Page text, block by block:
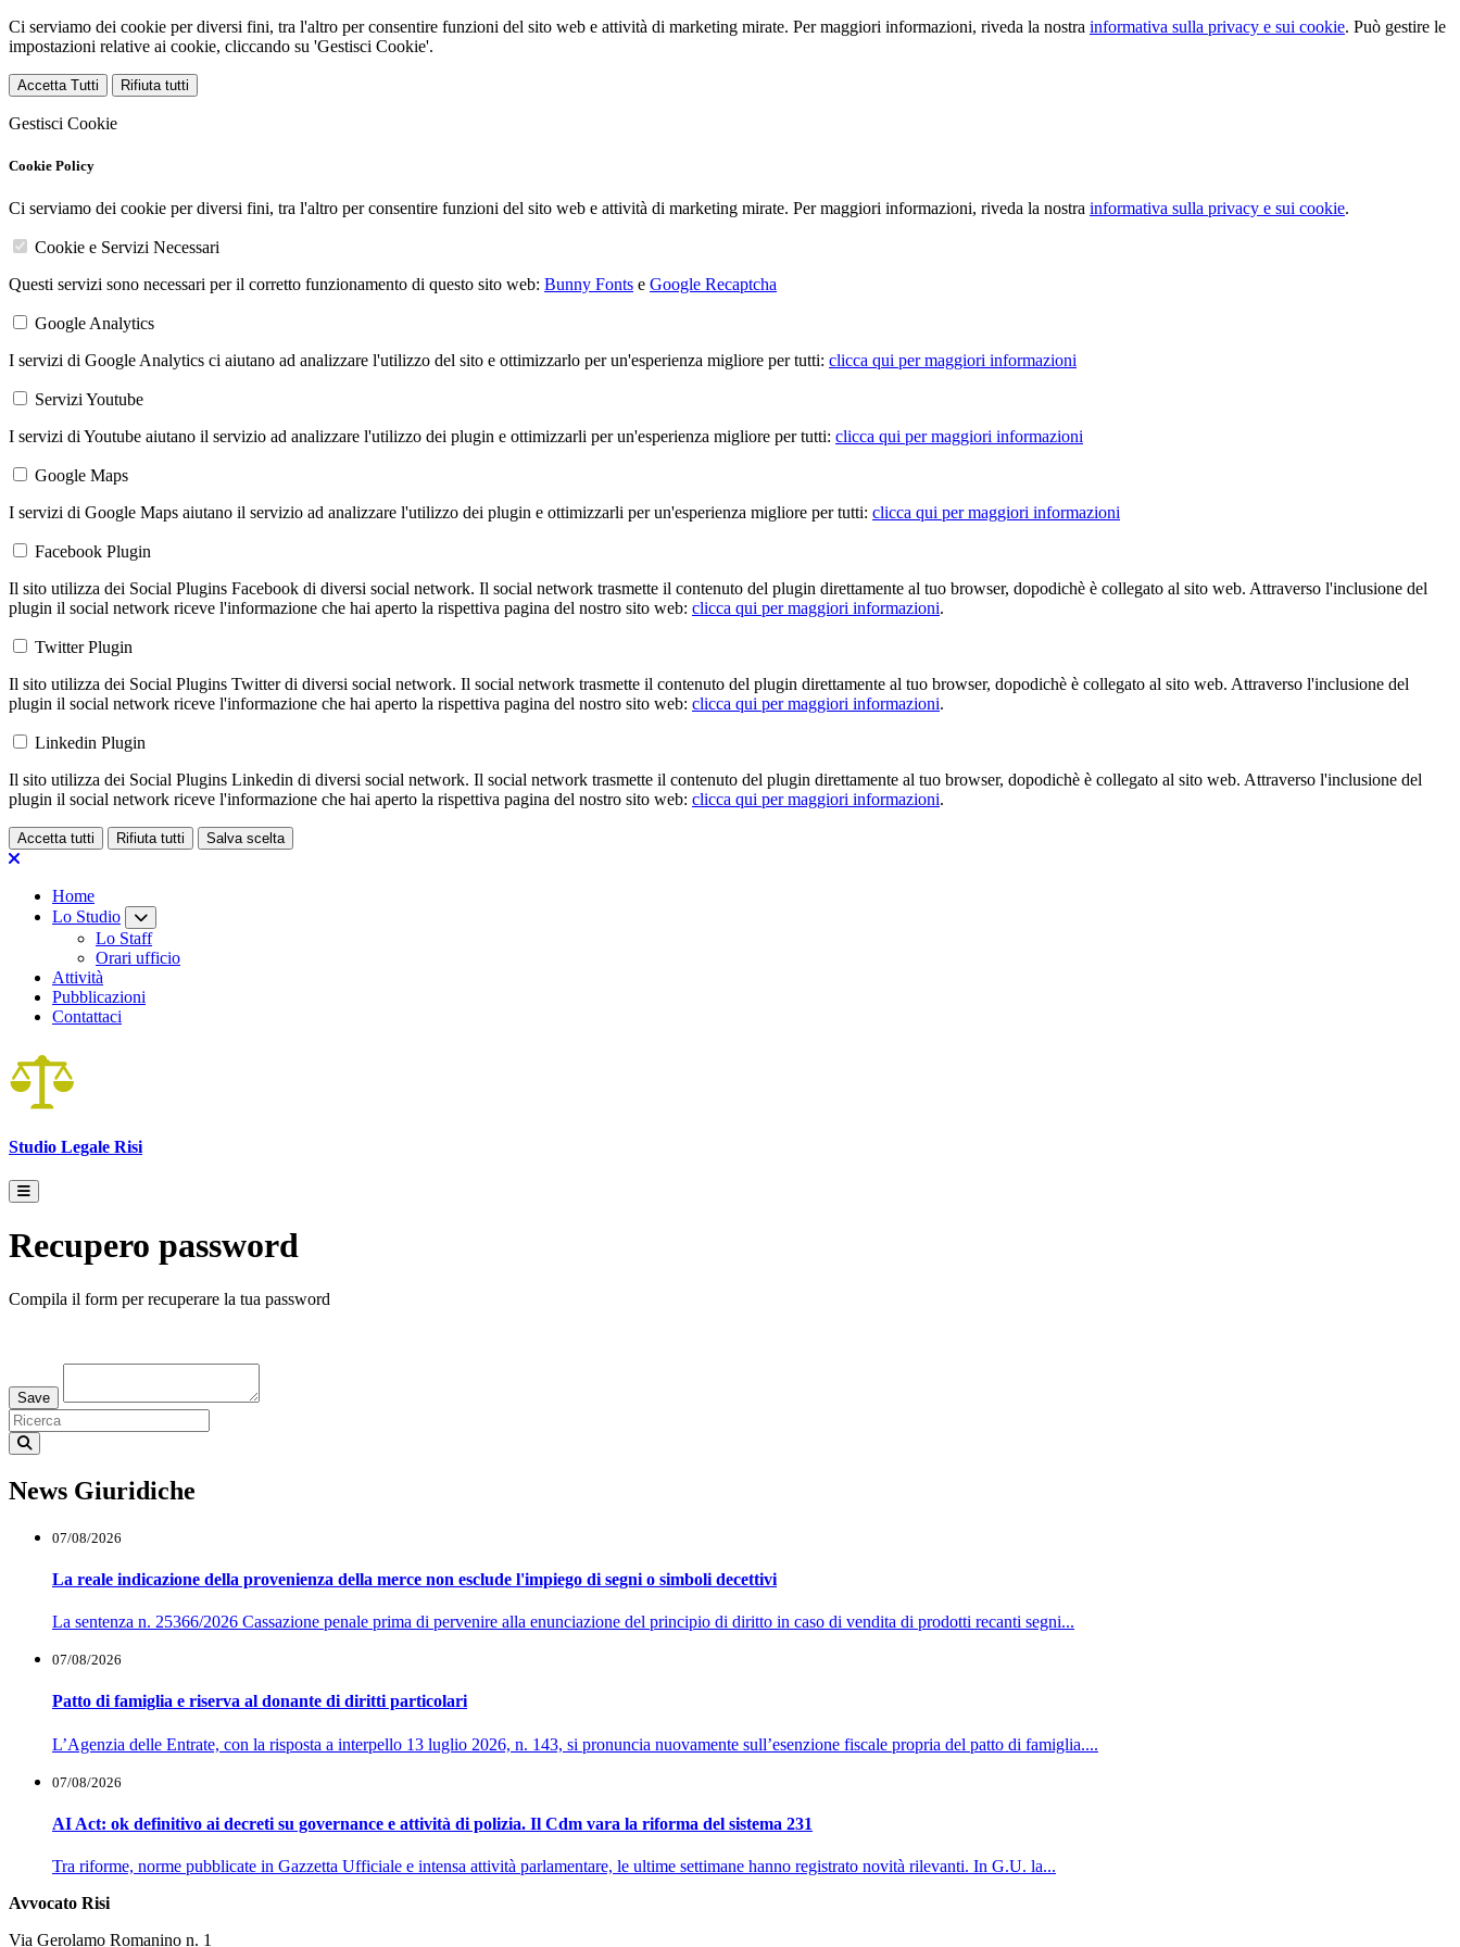
Ci serviamo dei cookie per diversi fini, tra l'altro per consentire funzioni del sito web e attività di marketing mirate. Per maggiori informazioni, riveda la nostra informativa sulla privacy e sui cookie. Può gestire le
impostazioni relative ai cookie, cliccando su 'Gestisci Cookie'.
Accetta Tutti Rifiuta tutti
Gestisci Cookie
Cookie Policy
Ci serviamo dei cookie per diversi fini, tra l'altro per consentire funzioni del sito web e attività di marketing mirate. Per maggiori informazioni, riveda la nostra informativa sulla privacy e sui cookie.
Cookie e Servizi Necessari
Questi servizi sono necessari per il corretto funzionamento di questo sito web: Bunny Fonts e Google Recaptcha
Google Analytics
I servizi di Google Analytics ci aiutano ad analizzare l'utilizzo del sito e ottimizzarlo per un'esperienza migliore per tutti: clicca qui per maggiori informazioni
Servizi Youtube
I servizi di Youtube aiutano il servizio ad analizzare l'utilizzo dei plugin e ottimizzarli per un'esperienza migliore per tutti: clicca qui per maggiori informazioni
Google Maps
I servizi di Google Maps aiutano il servizio ad analizzare l'utilizzo dei plugin e ottimizzarli per un'esperienza migliore per tutti: clicca qui per maggiori informazioni
Facebook Plugin
Il sito utilizza dei Social Plugins Facebook di diversi social network. Il social network trasmette il contenuto del plugin direttamente al tuo browser, dopodichè è collegato al sito web. Attraverso l'inclusione del
plugin il social network riceve l'informazione che hai aperto la rispettiva pagina del nostro sito web: clicca qui per maggiori informazioni.
Twitter Plugin
Il sito utilizza dei Social Plugins Twitter di diversi social network. Il social network trasmette il contenuto del plugin direttamente al tuo browser, dopodichè è collegato al sito web. Attraverso l'inclusione del
plugin il social network riceve l'informazione che hai aperto la rispettiva pagina del nostro sito web: clicca qui per maggiori informazioni.
Linkedin Plugin
Il sito utilizza dei Social Plugins Linkedin di diversi social network. Il social network trasmette il contenuto del plugin direttamente al tuo browser, dopodichè è collegato al sito web. Attraverso l'inclusione del
plugin il social network riceve l'informazione che hai aperto la rispettiva pagina del nostro sito web: clicca qui per maggiori informazioni.
Accetta tutti Rifiuta tutti Salva scelta
Loading...
Home
Lo Studio
Lo Staff
Orari ufficio
Attività
Pubblicazioni
Contattaci
Studio Legale Risi
Recupero password
Compila il form per recuperare la tua password
Save
News Giuridiche
07/08/2026
La reale indicazione della provenienza della merce non esclude l'impiego di segni o simboli decettivi
La sentenza n. 25366/2026 Cassazione penale prima di pervenire alla enunciazione del principio di diritto in caso di vendita di prodotti recanti segni...
07/08/2026
Patto di famiglia e riserva al donante di diritti particolari
L’Agenzia delle Entrate, con la risposta a interpello 13 luglio 2026, n. 143, si pronuncia nuovamente sull’esenzione fiscale propria del patto di famiglia....
07/08/2026
AI Act: ok definitivo ai decreti su governance e attività di polizia. Il Cdm vara la riforma del sistema 231
Tra riforme, norme pubblicate in Gazzetta Ufficiale e intensa attività parlamentare, le ultime settimane hanno registrato novità rilevanti. In G.U. la...
Avvocato Risi
Via Gerolamo Romanino n. 1